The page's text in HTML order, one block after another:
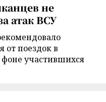
не
атак ВСУ
от поездок в
участившихся